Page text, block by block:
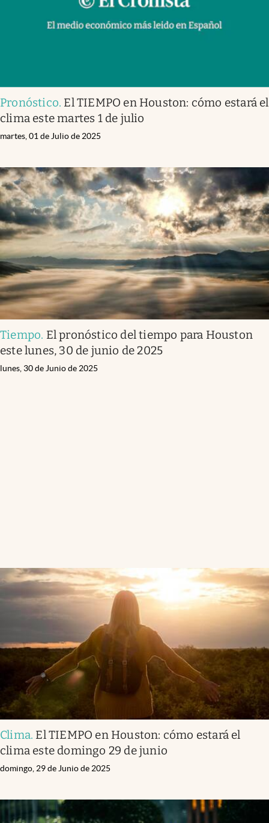
Pronóstico. El TIEMPO en Houston: cómo estará el
clima este martes 1 de julio
martes, 01 de Julio de 2025
Tiempo. El pronóstico del tiempo para Houston
este lunes, 30 de junio de 2025
lunes, 30 de Junio de 2025
Clima. El TIEMPO en Houston: cómo estará el
clima este domingo 29 de junio
domingo, 29 de Junio de 2025